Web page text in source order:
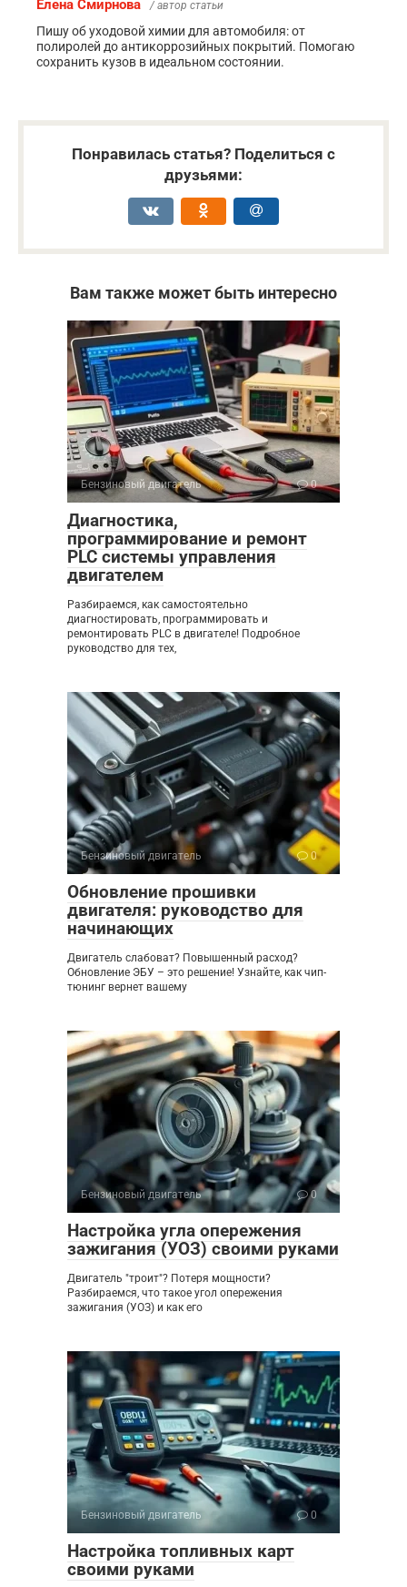
Елена Смирнова / автор статьи
Пишу об уходовой химии для автомобиля: от
полиролей до антикоррозийных покрытий. Помогаю
сохранить кузов в идеальном состоянии.
Понравилась статья? Поделиться с
друзьями:
Вам также может быть интересно
Бензиновый двигатель 0
Диагностика,
программирование и ремонт
PLC системы управления
двигателем
Разбираемся, как самостоятельно
диагностировать, программировать и
ремонтировать PLC в двигателе! Подробное
руководство для тех,
Бензиновый двигатель 0
Обновление прошивки
двигателя: руководство для
начинающих
Двигатель слабоват? Повышенный расход?
Обновление ЭБУ – это решение! Узнайте, как чип-
тюнинг вернет вашему
Бензиновый двигатель 0
Настройка угла опережения
зажигания (УОЗ) своими руками
Двигатель "троит"? Потеря мощности?
Разбираемся, что такое угол опережения
зажигания (УОЗ) и как его
Бензиновый двигатель 0
Настройка топливных карт
своими руками